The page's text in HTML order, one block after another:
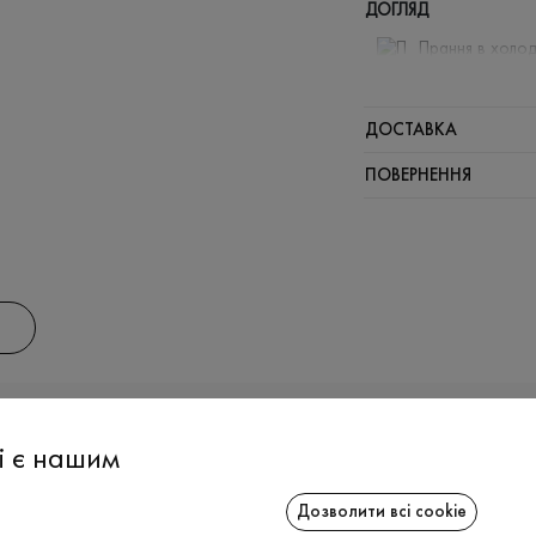
ДОГЛЯД
Прання в
Щадний
ДОСТАВКА
ПОВЕРНЕННЯ
є нашим
Дозволити всі cookie